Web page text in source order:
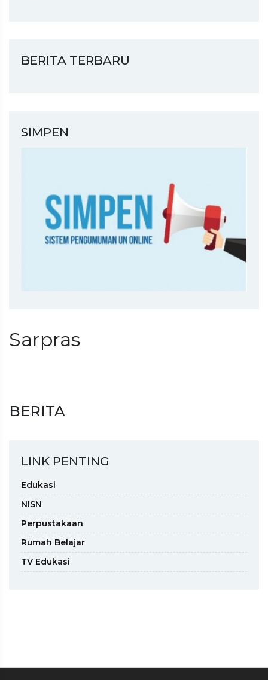
BERITA TERBARU
SIMPEN
Sarpras
BERITA
LINK PENTING
Edukasi
NISN
Perpustakaan
Rumah Belajar
TV Edukasi